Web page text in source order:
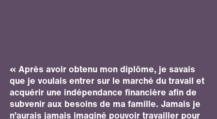
« Après avoir obtenu mon diplôme, je savais
que je voulais entrer sur le marché du travail et
acquérir une indépendance financière afin de
subvenir aux besoins de ma famille. Jamais je
n’aurais jamais imaginé pouvoir travailler pour